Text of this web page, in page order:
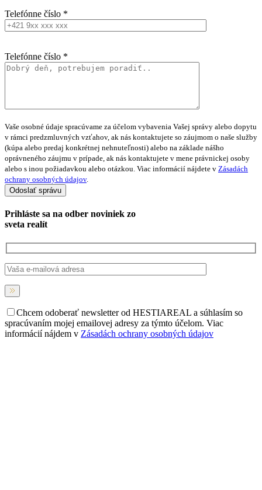
Telefónne číslo *
Telefónne číslo *
Vaše osobné údaje spracúvame za účelom vybavenia Vašej správy alebo dopytu
v rámci predzmluvných vzťahov, ak nás kontaktujete so záujmom o naše služby
(kúpa alebo predaj konkrétnej nehnuteľnosti) alebo na základe nášho
oprávneného záujmu v prípade, ak nás kontaktujete v mene právnickej osoby
alebo s inou požiadavkou alebo otázkou. Viac informácií nájdete v Zásadách
ochrany osobných údajov.
Prihláste sa na odber noviniek zo
sveta realít
Chcem odoberať newsletter od HESTIAREAL a súhlasím so
spracúvaním mojej emailovej adresy za týmto účelom. Viac
informácií nájdem v Zásadách ochrany osobných údajov